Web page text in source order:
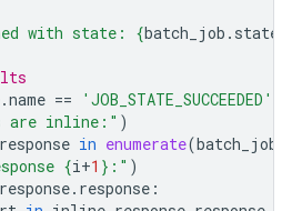
with state: {batch_job . state
.name == 'JOB_STATE_SUCCEEDED'
are inline:" )
in enumerate(batch_job
{i+1 } :" )
. response :